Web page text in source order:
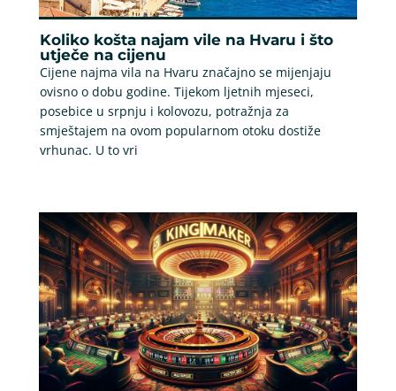
Koliko košta najam vile na Hvaru i što
utječe na cijenu
Cijene najma vila na Hvaru značajno se mijenjaju
ovisno o dobu godine. Tijekom ljetnih mjeseci,
posebice u srpnju i kolovozu, potražnja za
smještajem na ovom popularnom otoku dostiže
vrhunac. U to vri